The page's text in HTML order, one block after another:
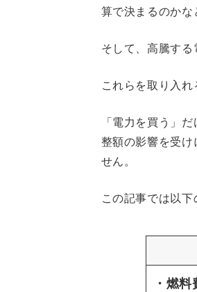
算で決まるのかな
そして、高騰す
これらを取り入
「電力を買う」
整額の影響を受
せん。
この記事では以下
・燃